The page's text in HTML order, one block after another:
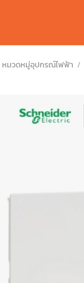
หมวดหมู่อุปกรณ์ไฟฟ้า /